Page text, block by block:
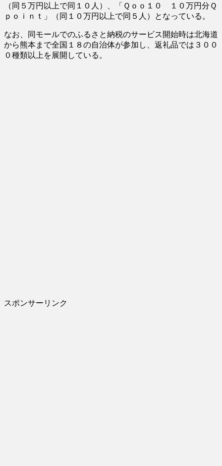
（同５万円以上で同１０人）、「Ｑｏｏ１０ １０万円分Ｑ
ｐｏｉｎｔ」（同１０万円以上で同５人）となっている。
なお、同モールでのふるさと納税のサービス開始時は北海道
から熊本まで全国１８の自治体が参加し、返礼品では３００
０種類以上を展開している。
スポンサーリンク